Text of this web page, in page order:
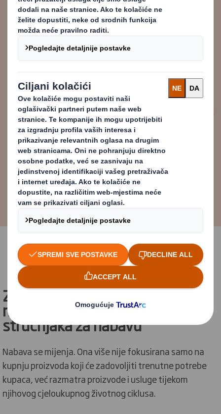
Kompanija DS Smith već radi po
modelu kružnog poslovanja te vam
može pružiti dodatna pojašnjenja.
Povežimo "našu priču" s "vašom
pričom" te nam dozvolite da vas
uvedemo u kružnu budućnost.
Marc Chiron
Sales, Marketing & Innovation
Director at DS Smith Packaging
Zašto je kružno gospodarstvo
najbolje za poslovanje:
stručnjaka za nabavu
Nabava se mijenja. Ona više nije fokusirana samo na
kupnju proizvoda koji će zadovoljiti trenutne potrebe
kupaca, već razmatra proizvode i usluge tijekom
njihovog cjeloukupnog životnog ciklusa.